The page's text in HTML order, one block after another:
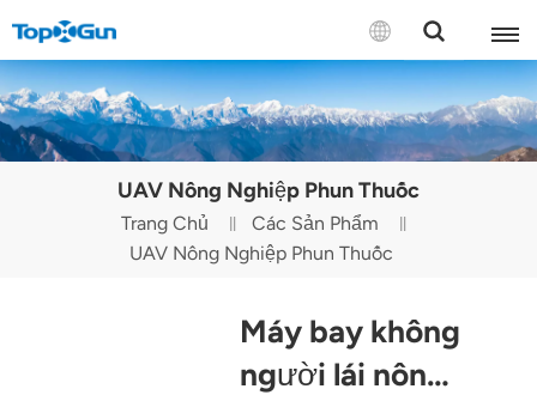
LIÊN HỆ VỚI CHÚNG TÔI
English
Español
Русский
Português(Brasil)
UAV Nông Nghiệp Phun Thuốc
Trang Chủ
Các Sản Phẩm
UAV Nông Nghiệp Phun Thuốc
Máy bay không
người lái nông